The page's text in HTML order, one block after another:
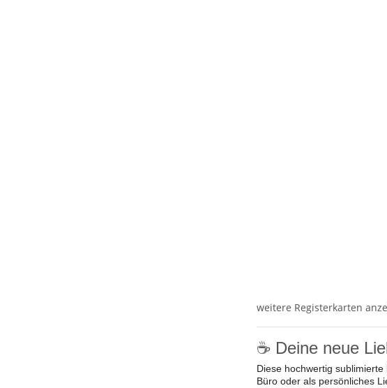
weitere Registerkarten
☕ Deine neue
Diese hochwertig
Büro oder als persönliches